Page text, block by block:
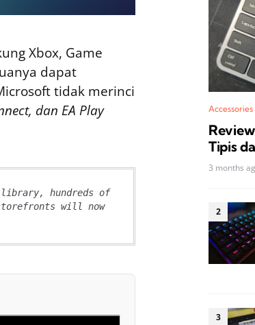
Xbox, Game
dapat
tidak merinci
dan EA Play
library, hundreds of
will now
Accessories
Tipis
3 months